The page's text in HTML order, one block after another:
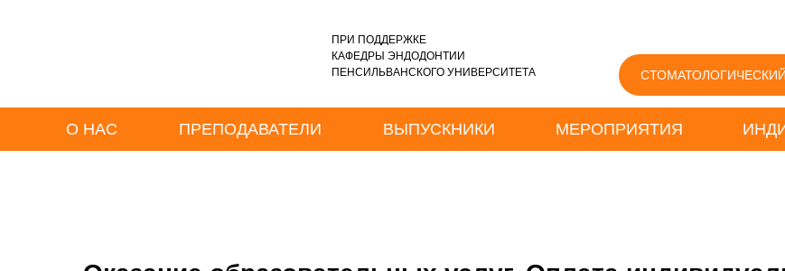
ПРИ ПОДДЕРЖКЕ
КАФЕДРЫ ЭНДОДОНТИИ
ПЕНСИЛЬВАНСКОГО УНИВЕРСИТЕТА
О НАС ПРЕПОДАВАТЕЛИ МЕРОПРИЯТИЯ
ВЫПУСКНИКИ